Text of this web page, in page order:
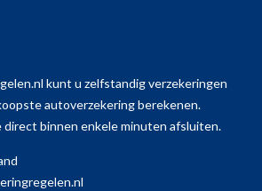
kunt u zelfstandig verzekeringen
autoverzekering berekenen.
direct binnen enkele minuten afsluiten.